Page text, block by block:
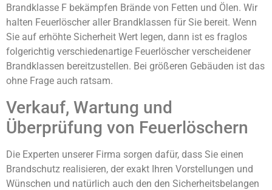
Brandklasse F bekämpfen Brände von Fetten und Ölen. Wir
halten Feuerlöscher aller Brandklassen für Sie bereit. Wenn
Sie auf erhöhte Sicherheit Wert legen, dann ist es fraglos
folgerichtig verschiedenartige Feuerlöscher verscheidener
Brandklassen bereitzustellen. Bei größeren Gebäuden ist das
ohne Frage auch ratsam.
Verkauf, Wartung und
Überprüfung von Feuerlöschern
Die Experten unserer Firma sorgen dafür, dass Sie einen
Brandschutz realisieren, der exakt Ihren Vorstellungen und
Wünschen und natürlich auch den den Sicherheitsbelangen